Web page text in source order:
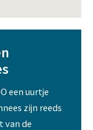
een uurtje
zijn reeds
van de